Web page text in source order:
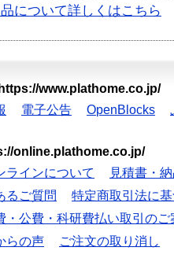
について詳しくはこちら
https://www.plathome.co.jp/
電子公告 OpenBlocks
online.plathome.co.jp/
ラインについて
見積書・
るご質問
特定商取引法に
・公費・科研費払い取引のご
らの声 ご注文の取り消し